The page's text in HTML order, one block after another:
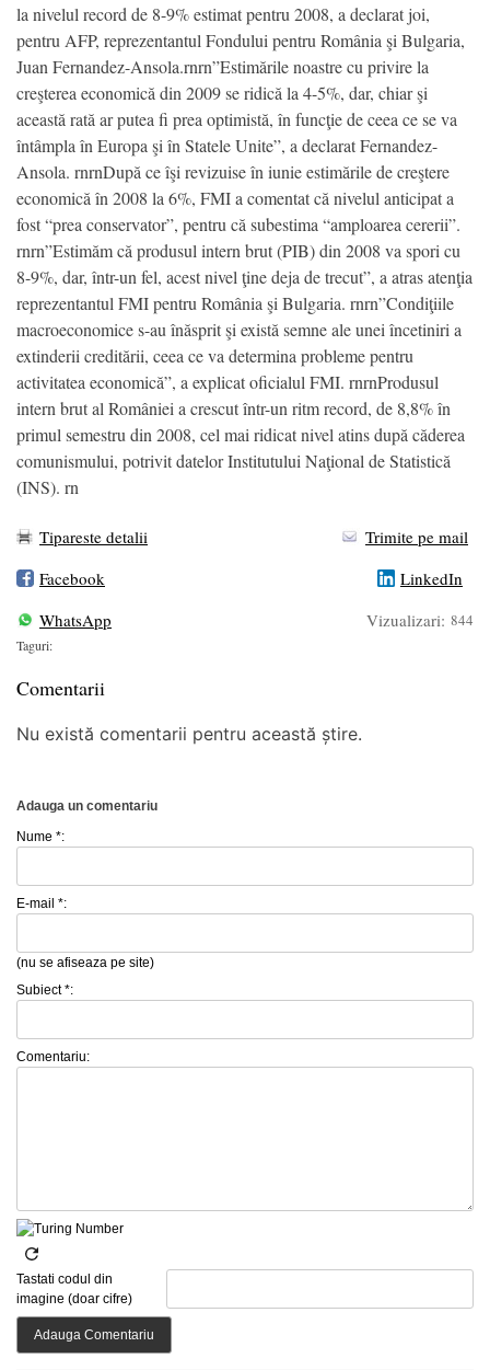
la nivelul record de 8-9% estimat pentru 2008, a declarat joi,
pentru AFP, reprezentantul Fondului pentru România şi Bulgaria,
Juan Fernandez-Ansola.rnrn”Estimările noastre cu privire la
creşterea economică din 2009 se ridică la 4-5%, dar, chiar şi
această rată ar putea fi prea optimistă, în funcţie de ceea ce se va
întâmpla în Europa şi în Statele Unite”, a declarat Fernandez-
Ansola. rnrnDupă ce îşi revizuise în iunie estimările de creştere
economică în 2008 la 6%, FMI a comentat că nivelul anticipat a
fost “prea conservator”, pentru că subestima “amploarea cererii”.
rnrn”Estimăm că produsul intern brut (PIB) din 2008 va spori cu
8-9%, dar, într-un fel, acest nivel ţine deja de trecut”, a atras atenţia
reprezentantul FMI pentru România şi Bulgaria. rnrn”Condiţiile
macroeconomice s-au înăsprit şi există semne ale unei încetiniri a
extinderii creditării, ceea ce va determina probleme pentru
activitatea economică”, a explicat oficialul FMI. rnrnProdusul
intern brut al României a crescut într-un ritm record, de 8,8% în
primul semestru din 2008, cel mai ridicat nivel atins după căderea
comunismului, potrivit datelor Institutului Naţional de Statistică
(INS). rn
Tipareste detalii
Trimite pe mail
Facebook
LinkedIn
WhatsApp
Vizualizari: 844
Taguri:
Comentarii
Nu există comentarii pentru această știre.
Adauga un comentariu
Nume *:
E-mail *:
(nu se afiseaza pe site)
Subiect *:
Comentariu:
Tastati codul din
imagine (doar cifre)